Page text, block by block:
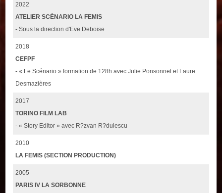
2022
ATELIER SCÉNARIO LA FEMIS
- Sous la direction d'Eve Deboise
2018
CEFPF
- « Le Scénario » formation de 128h avec Julie Ponsonnet et Laure
Desmazières
2017
TORINO FILM LAB
- « Story Editor » avec R?zvan R?dulescu
2010
LA FEMIS (SECTION PRODUCTION)
2005
PARIS IV LA SORBONNE